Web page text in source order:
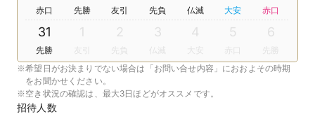
赤口 先勝 友引 先負 仏滅 大安 赤口
31
先勝
1
友引
2
先負
3
仏滅
4
大安
5 6
※希望日がお決まりでない場合は「お問い合せ内容」におおよその時期
をお聞かせください。
※空き状況の確認は、最大3日ほどがオススメです。
招待人数